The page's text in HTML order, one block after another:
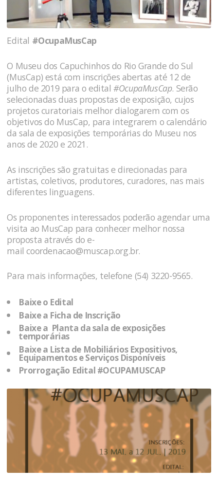
Edital #OcupaMusCap
O Museu dos Capuchinhos do Rio Grande do Sul
(MusCap) está com inscrições abertas até 12 de
julho de 2019 para o edital#OcupaMusCap. Serão
selecionadas duas propostas de exposição, cujos
projetos curatoriais melhor dialogarem com os
objetivos do MusCap, para integrarem o calendário
da sala de exposições temporárias do Museu nos
anos de 2020 e 2021.
As inscrições são gratuitas e direcionadas para
artistas, coletivos, produtores, curadores, nas mais
diferentes linguagens.
Os proponentes interessados poderão agendar uma
visita ao MusCap para conhecer melhor nossa
proposta através do e-
mailcoordenacao@muscap.org.br.
Para mais informações, telefone (54) 3220-9565.
Baixe o Edital
Baixe a Ficha de Inscrição
Baixe a Planta da sala de exposições
temporárias
Baixe a Lista de Mobiliários Expositivos,
Equipamentos e Serviços Disponíveis
Prorrogação Edital #OCUPAMUSCAP